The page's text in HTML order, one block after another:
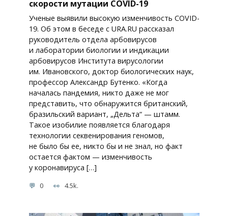
скорости мутации COVID-19
Ученые выявили высокую изменчивость COVID-
19. Об этом в беседе с URA.RU рассказал
руководитель отдела арбовирусов
и лаборатории биологии и индикации
арбовирусов Института вирусологии
им. Ивановского, доктор биологических наук,
профессор Александр Бутенко. «Когда
началась пандемия, никто даже не мог
представить, что обнаружится британский,
бразильский вариант, „Дельта“ — штамм.
Такое изобилие появляется благодаря
технологии секвенирования геномов,
не было бы ее, никто бы и не знал, но факт
остается фактом — изменчивость
у коронавируса […]
0 4.5k.